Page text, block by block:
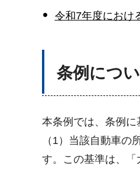
令和7年度におけ
条例につ
本条例では、条例に
（1）当該自動車
す。この基準は、「